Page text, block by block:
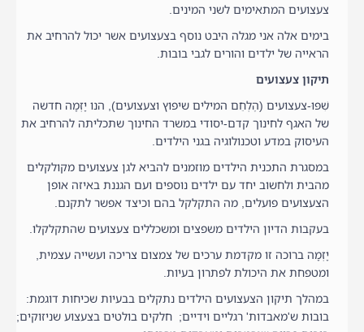
צעצועים המתאימים לשני המינים.
בימים אלה אני מגלה היבט נוסף בצעצועים אשר יכול להרחיב את
הראייה של ילדים והורים לגבי בובות.
תיקון צעצועים
שִׁפּוּ-צעצועים (הֶלְחֵם המילים שיפוץ וצעצועים), הנו יָזְמָה חדשה
של האגף לחינוך קדם-יסודי במשרד החינוך שתכליתה להרחיב את
העיסוק במדע וטכנולוגיה בגני הילדים.
במסגרת התכנית הילדים מוזמנים להביא לגן צעצועים מקולקלים
מהבית ולחשוב יחד עם ילדים נוספים ועם הגננת באיזה אופן
הצעצועים פועלים, מה התקלקל בהם וכיצד אפשר לתקנם.
בעקבות הדיון הילדים משפצים ומשכללים צעצועים שהתקלקלו.
יָזְמָה ברוכה זו מקדמת ערכים של צמצום צריכה ועשייה עצמית,
ומטפחת את היכולת לפתרון בעיות.
במהלך תיקון הצעצועים הילדים נתקלים בבעיות שכיחות דוגמת:
בובות ש'מאבדות' רגליים וידיים; חלקים בולטים בצעצוע שניזוקים;